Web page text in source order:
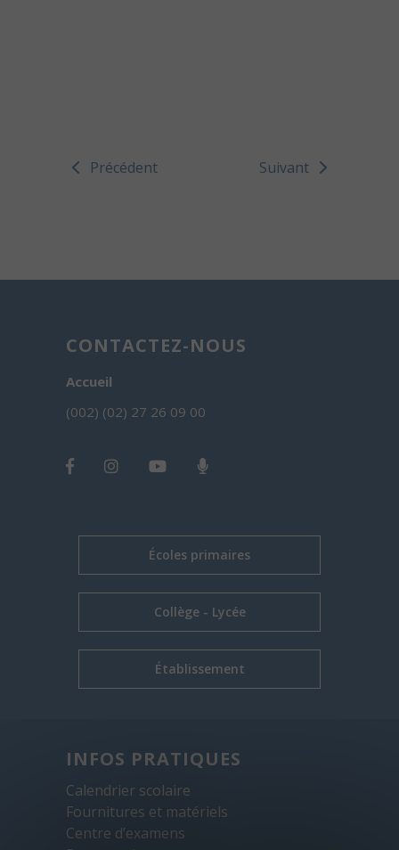
Précédent Suivant
CONTACTEZ-NOUS
Accueil
(002) (02) 27 26 09 00
Écoles primaires
Collège - Lycée
Établissement
INFOS PRATIQUES
Calendrier scolaire
Fournitures et matériels
Centre d’examens